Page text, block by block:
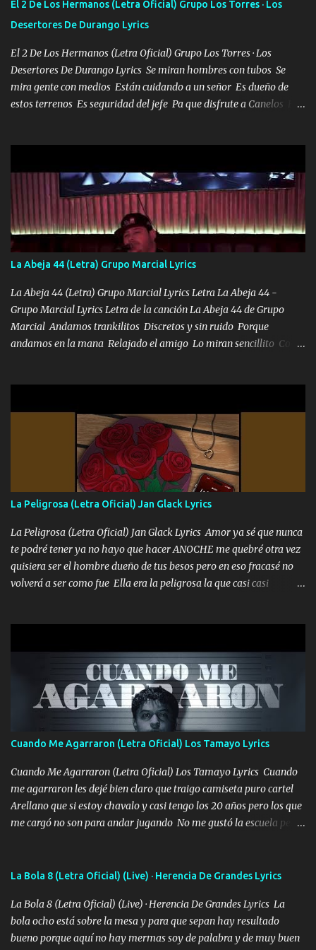
se ve limpio el camino nos confiamos al andar y nunca con la
misma piedra me vuelvo a tropezar Cuando ando de enamorado
en corto me tiró a per...
El 2 De Los Hermanos (Letra Oficial) Grupo Los Torres · Los
Desertores De Durango Lyrics
El 2 De Los Hermanos (Letra Oficial) Grupo Los Torres · Los
Desertores De Durango Lyrics Se miran hombres con tubos Se
mira gente con medios Están cuidando a un señor Es dueño de
estos terrenos Es seguridad del jefe Pa que disfrute a Canelos Es
ni tampoco las mujeres porque es platica de grandes por eso hay
que estar alegres doy las instrucciones para atender los deberes
Música Si es que salta algún problema de confianza tengo gente
ahí está el Hombre Cuarenta y también Pariente 7 arreglan
cualquier problema no más es cuestión que ordené NOS HACE
FALTA UN HERMANO DE CLAVE ERA EL 24 SIEMPRE FUE UN
HOMBRE VALIENTE POR ALGO M'URIÓ PELEAND0 SIEMPRE
VIO POR LA FAMILIA PARA QUE SIGA EL LEGADO Es el DOS de
los HERMANOS un cerebro inteligente y com...
La Abeja 44 (Letra) Grupo Marcial Lyrics
La Abeja 44 (Letra) Grupo Marcial Lyrics Letra La Abeja 44 -
Grupo Marcial Lyrics Letra de la canción La Abeja 44 de Grupo
Marcial Andamos trankilitos Discretos y sin ruido Porque
andamos en la mana Relajado el amigo Lo miran sencillito Con
coronamos Se jala los marciales Y sus guitarras ya van sonando
Un gallardo me prendo Para agarrar el vuelo y la mente y
tranquilizando Tomense un buen trago Y así es como empezamos
los versos que voy cantando (Music) A vido alta y bajas La carreta
se atora Pero nunca le aflojamos Ya me han pasado cosas Y
aunque ustedes no sepan Pero la vida es muy corta Hay que
echarle chingazos Y seguir trabajando porque nada es...
La Peligrosa (Letra Oficial) Jan Glack Lyrics
La Peligrosa (Letra Oficial) Jan Glack Lyrics Amor ya sé que nunca
te podré tener ya no hayo que hacer ANOCHE me quebré otra vez
quisiera ser el hombre dueño de tus besos pero en eso fracasé no
volverá a ser como fue Ella era la peligrosa la que casi casi
Música Amar me duele estoy rodeado de mujeres pero solo
quieren billetes y yo que solo ocupo verte Recuerdo echábamos
pasión en la troca tus labios besándome yo quitándote la ropa no
quiero que sea nunca con otra yo quiero llevarte a la Luna y si
quieres en ese momento te pido que seas mi esposa Chingada
madre no quiero dejar de tenerte no ayuda la p'uta loquera y al
chile quisiera ser menos de ti dependiente la pinche tristeza me
encierra princesa tu sabes que nunca saldras de mi mente Ella era
la peligro...
Cuando Me Agarraron (Letra Oficial) Los Tamayo Lyrics
Cuando Me Agarraron (Letra Oficial) Los Tamayo Lyrics Cuando
me agarraron les dejé bien claro que traigo camiseta puro cartel
Arellano que si estoy chavalo y casi tengo los 20 años pero los que
me cargó no son para andar jugando No me gustó la escuela pero
firme el legado que si como me llamó varios ya se han preguntado
fajado y mi R terciado me van a ver allá por TJ para un licenciado
mando un abrazo andamos al cien Choritas también Música
Ando en la colonia bien acelerado traigo un M2 que nunca me ha
La Bola 8 (Letra Oficial) (Live) · Herencia De Grandes Lyrics
La Bola 8 (Letra Oficial) (Live) · Herencia De Grandes Lyrics La
bola ocho está sobre la mesa y para que sepan hay resultado
bueno porque aquí no hay mermas soy de palabra y de muy buen